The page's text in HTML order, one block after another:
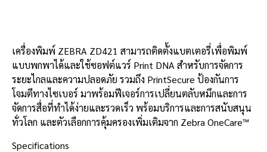
เครื่องพิมพ์ ZEBRA ZD421 สามารถติดตั้งแบตเตอรี่เพื่อพิมพ์
แบบพกพาได้และใช้ซอฟต์แวร์ Print DNA สำหรับการจัดการ
ระยะไกลและความปลอดภัย รวมถึง PrintSecure ป้องกันการ
โจมตีทางไซเบอร์ มาพร้อมฟีเจอร์การเปลี่ยนตลับหมึกและการ
จัดการสื่อที่ทำได้ง่ายและรวดเร็ว พร้อมบริการและการสนับสนุน
ทั่วโลก และตัวเลือกการคุ้มครองเพิ่มเติมจาก Zebra OneCare™
Specifications